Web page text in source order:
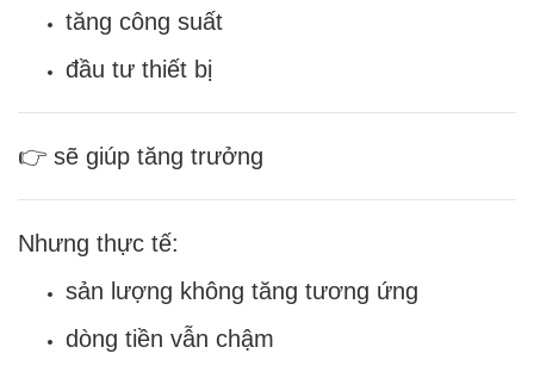
tăng công suất
đầu tư thiết bị
👉 sẽ giúp tăng trưởng
Nhưng thực tế:
sản lượng không tăng tương ứng
dòng tiền vẫn chậm